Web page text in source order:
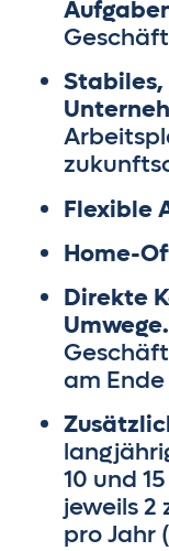
Flexible
Home-
Direkte
Umwege.
am
10 und
jeweils 2
pro Jahr